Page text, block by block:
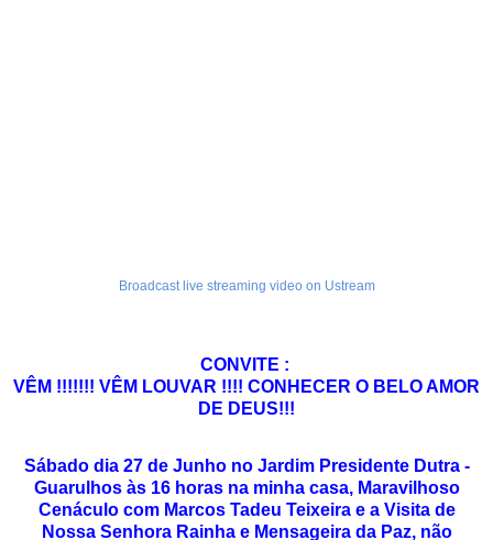
Broadcast live streaming video on Ustream
CONVITE :
VÊM !!!!!!! VÊM LOUVAR !!!! CONHECER O BELO AMOR
DE DEUS!!!
Sábado dia 27 de Junho no Jardim Presidente Dutra -
Guarulhos às 16 horas na minha casa, Maravilhoso
Cenáculo com Marcos Tadeu Teixeira e a Visita de
Nossa Senhora Rainha e Mensageira da Paz, não